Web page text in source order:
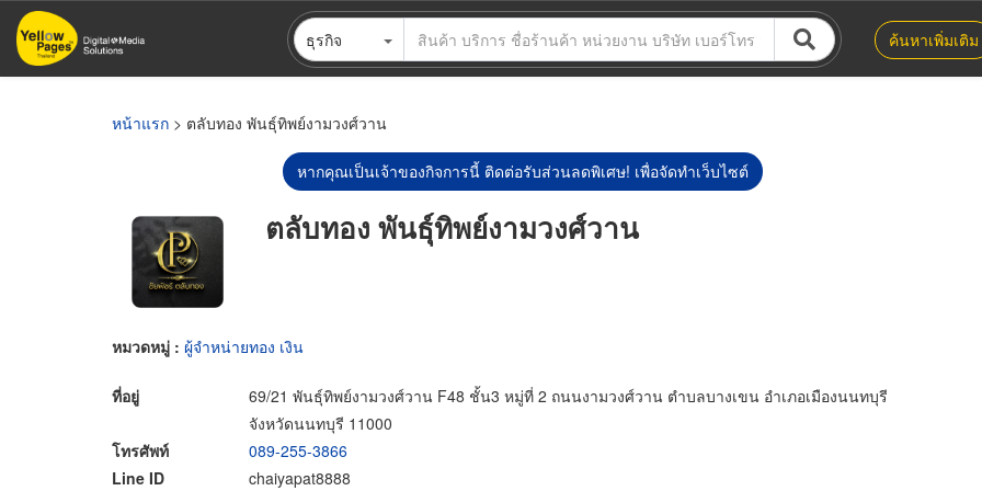
ข้าม
ไป
ธุรกิจ ค้นหาเพิ่มเติม
หน้าแรก > ตลับทอง พันธ์ุทิพย์งามวงศ์วาน
หากคุณเป็นเจ้าของกิจการนี้ ติดต่อรับส่วนลดพิเศษ! เพื่อจัดทำเว็บไซต์
ตลับทอง พันธ์ุทิพย์งามวงศ์วาน
หมวดหมู่ : ผู้จำหน่ายทอง เงิน
ที่อยู่
69/21 พันธุ์ทิพย์งามวงศ์วาน F48 ชั้น3 หมู่ที่ 2 ถนนงามวงศ์วาน ตำบลบางเขน อำเภอเมืองนนทบุรี
จังหวัดนนทบุรี 11000
โทรศัพท์
089-255-3866
Line ID
chaiyapat8888